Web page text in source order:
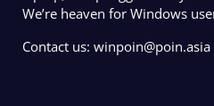
We’re heaven for Windows
Contact us: winpoin@poin.asia